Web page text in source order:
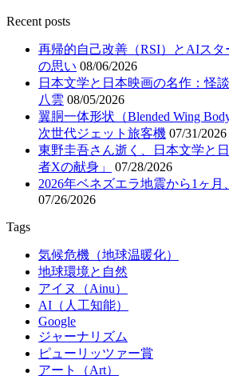
Recent posts
再帰的自己改善（RSI）とAIス
の思い 08/06/2026
日本文学と日本映画の名作：怪
八雲 08/05/2026
翼胴一体形状（Blended Wing
次世代ジェット旅客機 07/31/2026
東野圭吾さん逝く、日本文学と
者Xの献身」
07/28/2026
2026年ベネズエラ地震から1ヶ
07/26/2026
Tags
気候危機（地球温暖化）
地球環境と自然
アイヌ（Ainu）
AI（人工知能）
Google
ジャーナリズム
ピューリッツァー賞
アート（Art）